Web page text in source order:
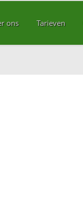
ons Tarieven